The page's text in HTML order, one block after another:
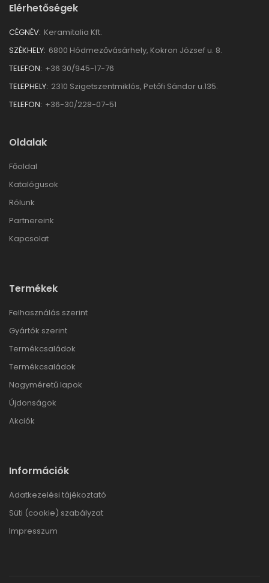
Elérhetőségek
CÉGNÉV: Keramitalia Kft.
SZÉKHELY: 6800 Hódmezővásárhely, Kokron József u. 8.
TELEFON: +36 30/945-17-76
TELEPHELY: 2310 Szigetszentmiklós, Petőfi Sándor u.135.
TELEFON: +36-30/228-07-51
Oldalak
Főoldal
Katalógusok
Rólunk
Partnereink
Kapcsolat
Termékek
Felhasználás szerint
Gyártók szerint
Termékcsaládok
Termékcsaládok
Nagyméretű lapok
Újdonságok
Akciók
Információk
Adatkezelési tájékoztató
Süti (cookie) szabályzat
Impresszum